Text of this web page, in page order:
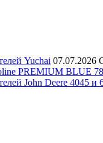
Yuchai 07.07.2026
PREMIUM BLUE
John Deere 4045 и